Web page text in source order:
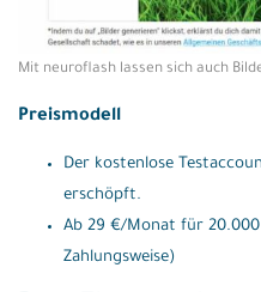
Mit neuroflash lassen sich auch
Preismodell
Der kostenlose
erschöpft.
Ab 29 €/Monat für
Zahlungsweise)